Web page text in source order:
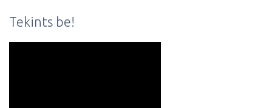
Tekints be!